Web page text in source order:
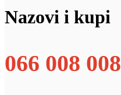
Nazovi i kupi
066 008 008